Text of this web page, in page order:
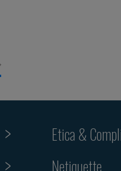
Etica &
Netiquette